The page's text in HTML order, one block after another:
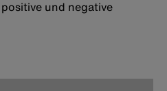
und negative